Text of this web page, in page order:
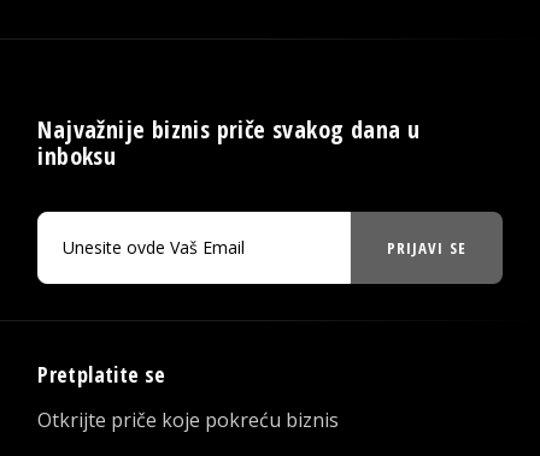
Najvažnije biznis priče svakog dana u
inboksu
PRIJAVI SE
Pretplatite se
Otkrijte priče koje pokreću biznis